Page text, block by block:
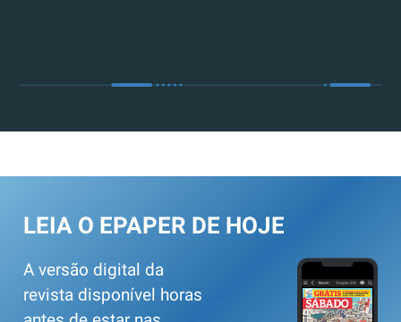
LEIA O EPAPER DE HOJE
A versão digital da
revista disponível horas